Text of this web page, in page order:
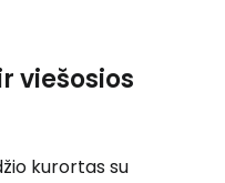
viešosios
kurortas su